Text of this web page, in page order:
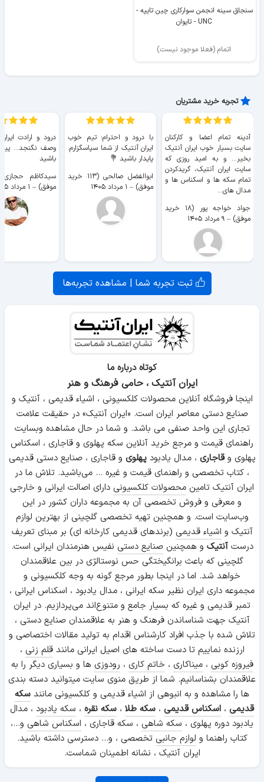
سنجاق سینه انجمن سوارکاری چین تایپه -
UNC - تایوان
اتمام (فعلا موجود نیست)
تجربه خرید مشتریان
آدینه تمام اعضا و کارکنان
سایت بسیار خوب ايران آنتیک
بخیر... و به امید روزی که
سایت ايران آنتیک، گریدکردن
تمام سکه ها و اسکناس ها و
مدال های...
جواد خواجه پور (۱۸ خرید
موفق) – ۹ مرداد ۱۴۰۵
با درود و احترام؛ تیم خوب
ایران آنتیک از شما سپاسگزارم.
پایدار باشید 💐
ابوالفضل صالحی (۱۱۳ خرید
موفق) – ۱ مرداد ۱۴۰۵
درود و ارادت
وصف نگنجد...
باشید
موفق) – ۱ مرداد ۱۴۰۵
ثبت تجربه شما | مشاهده تجربه‌ها
کوتاه درباره ما
ایران آنتیک ، حامی فرهنگ و هنر
اینجا فروشگاه آنلاین محصولات کلکسیونی ، اشیاء قدیمی ، آنتیک و
صنایع دستی معاصر ایران است. «ایران آنتیک» در حقیقت علامت
تجاری این واحد صنفی می باشد. و شما در حال مشاهده وبسایت
راهنمای قیمت و مرجع خرید آنلاین سکه پهلوی و قاجاری ، اسکناس
پهلوی وقاجاری ، مدال یادبودپهلوی و قاجاری ، صنایع دستی قدیمی
، کتاب تخصصی و راهنمای قیمت و غیره ... می‌باشید. تلاش ما در
ایران آنتیک تامین محصولات کلکسیونی دارای اصالت ایرانی و خارجی
و معرفی و فروش تخصصی آن به مجموعه داران کشور در این
وب‌سایت است. و همچنین تهیه تخصصی گلچینی از بهترین لوازم
آنتیک و اشیاء قدیمی (برندهای قدیمی کارخانه ای) بر مبنای تعریف
درستآنتیک و همچنینصنایع دستی نفیس هنرمندان ایرانی است.
گلچینی که باعث برانگیختگی حس نوستالژی در بین علاقمندان
خواهد شد. اما در اینجا بطور مرجع گونه به وجه کلکسیونی و
مجموعه داری ایران نظیر سکه ایرانی ، مدال یادبود ، اسکناس ایرانی ،
تمبر قدیمی و غیره که بسیار جامع و متنوع‌اند می‌پردازیم. در ایران
آنتیک جهت شناساندن فرهنگ و هنر به علاقمندان صنایع دستی ،
تلاش شده با جذب افراد کارشناس اقدام به تولید مقالات اختصاصی و
ارزنده نماییم تا دست ساخته های اصیل ایرانی مانندقلم زنی ،
فیروزه کوبی ،میناکاری ، خاتم کاری ، رودوزی ها و بسیاری دیگر را به
علاقمندان بشناسانیم. شما از طریق منوی سایت میتوانید دسته بندی
ها را مشاهده و به انبوهی از اشیاء قدیمی و کلکسیونی مانند سکه
قدیمی ، اسکناس قدیمی ، سکه طلا ، سکه نقره ، سکه یادبود ، مدال
یادبود دوره پهلوی ، سکه شاهی ، سکه قاجاری ، اسکناس شاهی و...،
کتاب راهنما و لوازم جانبی تخصصی ، و... دسترسی داشته باشید.
ایران آنتیک ، نشانه اطمینان شماست.